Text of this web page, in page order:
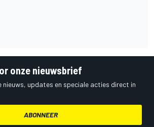
onze nieuwsbrief
updates en speciale acties direct in
ABONNEER